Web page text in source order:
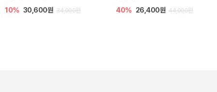
20% 11,200원 14,000원 10% 24,300원 27,000원